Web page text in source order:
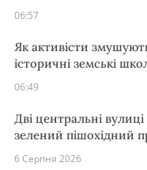
06:57
Як активісти
історичні земські
06:49
Дві центральні
зелений пішохідний
6 Серпня 2026